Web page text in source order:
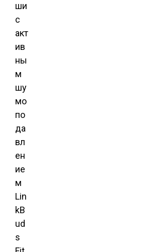
ши
с
акт
ив
ны
м
шу
мо
по
да
вл
ен
ие
м
Lin
kB
ud
s